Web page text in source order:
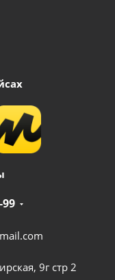
99
9г стр 2